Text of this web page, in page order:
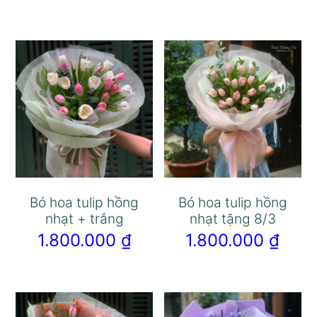
Bó hoa tulip hồng
nhạt + trắng
1.800.000 ₫
Bó hoa tulip hồng
nhạt tặng 8/3
1.800.000 ₫